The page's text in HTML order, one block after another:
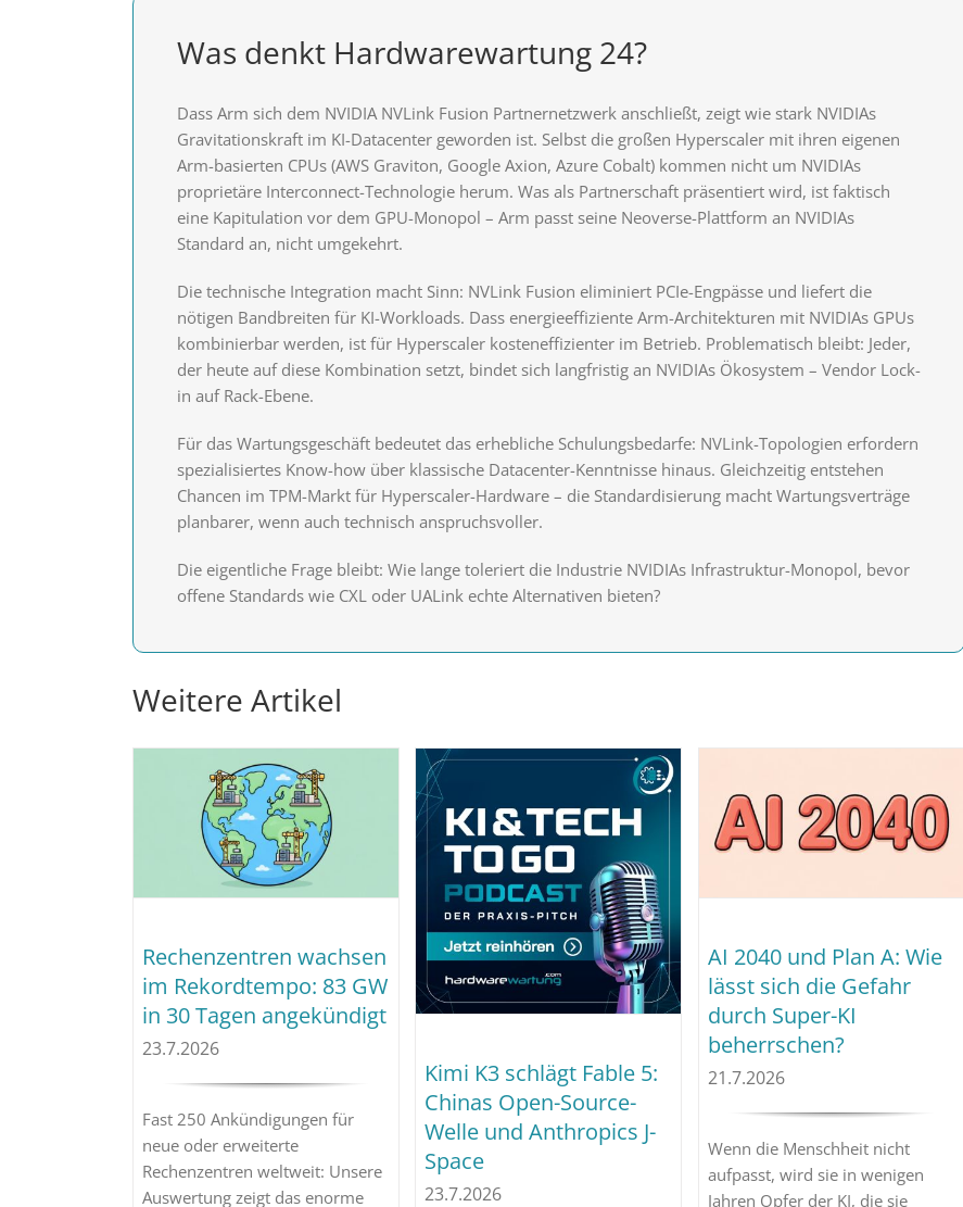
Was denkt Hardwarewartung 24?
Dass Arm sich dem NVIDIA NVLink Fusion Partnernetzwerk anschließt, zeigt wie stark NVIDIAs
Gravitationskraft im KI-Datacenter geworden ist. Selbst die großen Hyperscaler mit ihren eigenen
Arm-basierten CPUs (AWS Graviton, Google Axion, Azure Cobalt) kommen nicht um NVIDIAs
proprietäre Interconnect-Technologie herum. Was als Partnerschaft präsentiert wird, ist faktisch
eine Kapitulation vor dem GPU-Monopol – Arm passt seine Neoverse-Plattform an NVIDIAs
Standard an, nicht umgekehrt.
Die technische Integration macht Sinn: NVLink Fusion eliminiert PCIe-Engpässe und liefert die
nötigen Bandbreiten für KI-Workloads. Dass energieeffiziente Arm-Architekturen mit NVIDIAs GPUs
kombinierbar werden, ist für Hyperscaler kosteneffizienter im Betrieb. Problematisch bleibt: Jeder,
der heute auf diese Kombination setzt, bindet sich langfristig an NVIDIAs Ökosystem – Vendor Lock-
in auf Rack-Ebene.
Für das Wartungsgeschäft bedeutet das erhebliche Schulungsbedarfe: NVLink-Topologien erfordern
spezialisiertes Know-how über klassische Datacenter-Kenntnisse hinaus. Gleichzeitig entstehen
Chancen im TPM-Markt für Hyperscaler-Hardware – die Standardisierung macht Wartungsverträge
planbarer, wenn auch technisch anspruchsvoller.
Die eigentliche Frage bleibt: Wie lange toleriert die Industrie NVIDIAs Infrastruktur-Monopol, bevor
offene Standards wie CXL oder UALink echte Alternativen bieten?
Weitere Artikel
Rechenzentren wachsen
im Rekordtempo: 83 GW
in 30 Tagen angekündigt
23.7.2026
Fast 250 Ankündigungen für
neue oder erweiterte
Rechenzentren weltweit: Unsere
Auswertung zeigt das enorme
Kimi K3 schlägt Fable 5:
Chinas Open-Source-
Welle und Anthropics J-
Space
23.7.2026
AI 2040 und Plan A: Wie
lässt sich die Gefahr
durch Super-KI
beherrschen?
21.7.2026
Wenn die Menschheit nicht
aufpasst, wird sie in wenigen
Jahren Opfer der KI, die sie